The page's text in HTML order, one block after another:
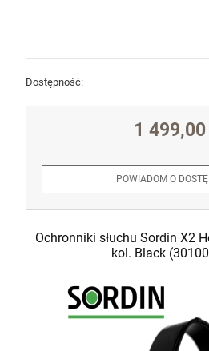
Dostępność:
1 499,00
POWIADOM O
Ochronniki słuchu Sordin X2
kol. Black